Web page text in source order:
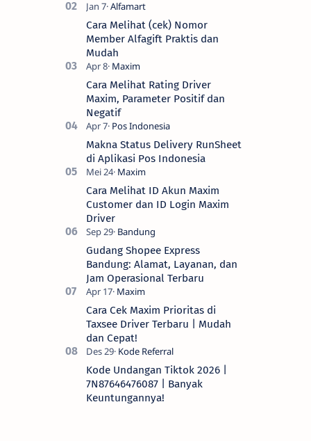
Cara Melihat (cek) Nomor
Member Alfagift Praktis dan
Mudah
Cara Melihat Rating Driver
Maxim, Parameter Positif dan
Negatif
Makna Status Delivery RunSheet
di Aplikasi Pos Indonesia
Cara Melihat ID Akun Maxim
Customer dan ID Login Maxim
Driver
Gudang Shopee Express
Bandung: Alamat, Layanan, dan
Jam Operasional Terbaru
Cara Cek Maxim Prioritas di
Taxsee Driver Terbaru | Mudah
dan Cepat!
Kode Undangan Tiktok 2026 |
7N87646476087 | Banyak
Keuntungannya!